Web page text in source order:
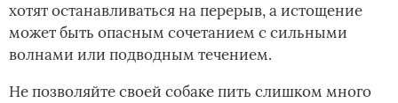
хотят останавливаться на перерыв, а истощение
может быть опасным сочетанием с сильными
волнами или подводным течением.
Не позволяйте своей собаке пить слишком много